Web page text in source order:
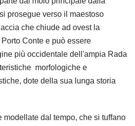
prosegue verso il maestoso
che chiude ad ovest la
Conte e può essere
più occidentale dell'ampia Rada
morfologiche e
dote della sua lunga storia
modellate dal tempo, che si tuffano